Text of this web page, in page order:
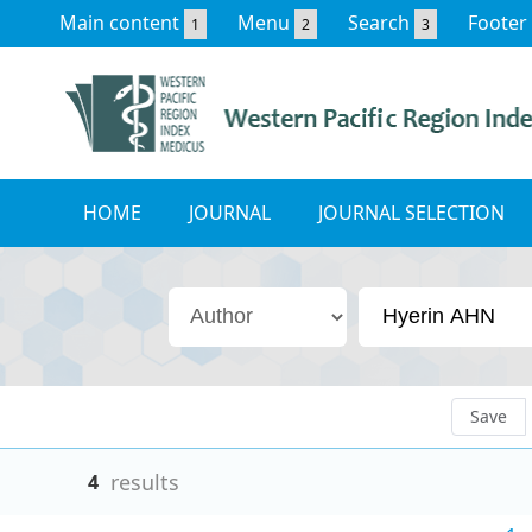
Main content 1 Menu 2 Search 3 Footer
HOME JOURNAL JOURNAL SELECTION
Save
4 results